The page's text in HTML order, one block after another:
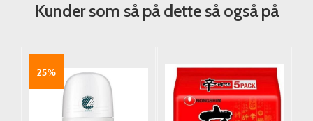
Kunder som så på dette så også på
25%